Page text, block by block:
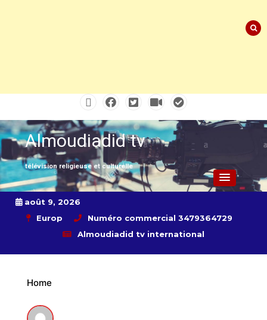
content
Almoudiadid tv
télévision religieuse et culturelle
août 9, 2026
Europ
Numéro commercial 3479364729
Almoudiadid tv international
Home